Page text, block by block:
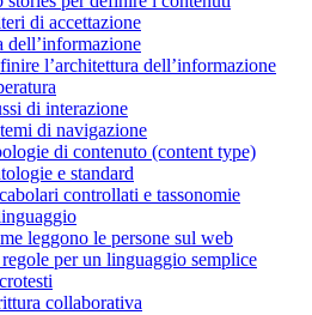
di accettazione
dell’informazione
l’architettura dell’informazione
di interazione
di navigazione
di contenuto (content type)
e standard
controllati e tassonomie
leggono le persone sul web
per un linguaggio semplice
collaborativa